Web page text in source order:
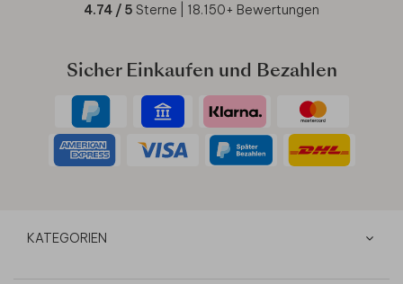
4.74 / 5 Sterne | 18.150+ Bewertungen
Sicher Einkaufen und Bezahlen
KATEGORIEN